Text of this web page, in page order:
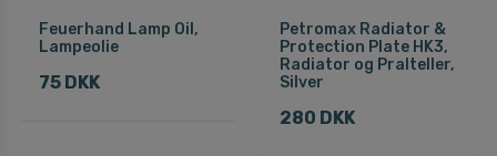
Feuerhand Lamp Oil,
Lampeolie
75 DKK
Petromax Radiator &
Protection Plate HK3,
Radiator og Pralteller,
Silver
280 DKK